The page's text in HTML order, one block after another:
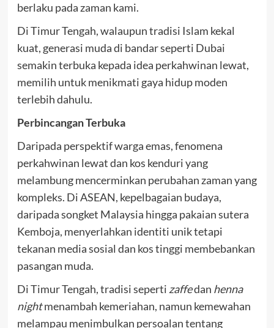
berlaku pada zaman kami.
Di Timur Tengah, walaupun tradisi Islam kekal
kuat, generasi muda di bandar seperti Dubai
semakin terbuka kepada idea perkahwinan lewat,
memilih untuk menikmati gaya hidup moden
terlebih dahulu.
Perbincangan Terbuka
Daripada perspektif warga emas, fenomena
perkahwinan lewat dan kos kenduri yang
melambung mencerminkan perubahan zaman yang
kompleks. Di ASEAN, kepelbagaian budaya,
daripada songket Malaysia hingga pakaian sutera
Kemboja, menyerlahkan identiti unik tetapi
tekanan media sosial dan kos tinggi membebankan
pasangan muda.
Di Timur Tengah, tradisi seperti zaffedan henna
nightmenambah kemeriahan, namun kemewahan
melampau menimbulkan persoalan tentang